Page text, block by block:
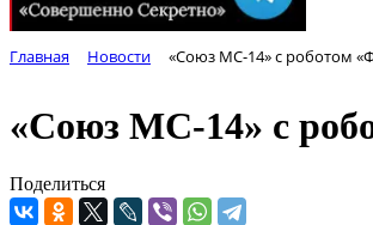
Главная Новости «Союз МС-14» с роботом
«Союз МС-14» с
Поделиться